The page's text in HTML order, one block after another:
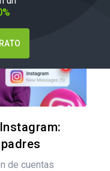
de cuentas